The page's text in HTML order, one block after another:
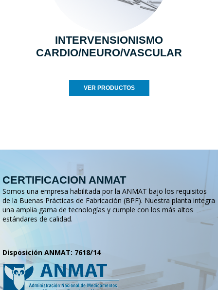
INTERVENSIONISMO
CARDIO/NEURO/VASCULAR
VER PRODUCTOS
CERTIFICACION ANMAT
Somos una empresa habilitada por la ANMAT bajo los requisitos
de la Buenas Prácticas de Fabricación (BPF). Nuestra planta integra
una amplia gama de tecnologías y cumple con los más altos
estándares de calidad.
Disposición ANMAT: 7618/14